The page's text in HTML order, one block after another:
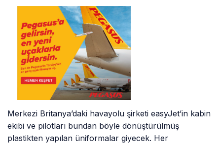
Merkezi Britanya’daki havayolu şirketi easyJet’in kabin
ekibi ve pilotları bundan böyle dönüştürülmüş
plastikten yapılan üniformalar giyecek. Her